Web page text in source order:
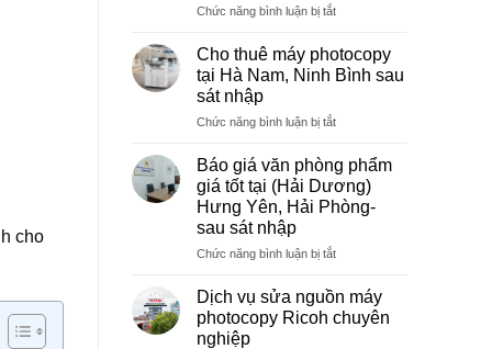
cho
hà
–
Báo
giá
tài
cho
học
sinh,
sinh
văn
công
ty
Chức năng bình luận bị tắtở
cấp
văn
phòng
chuyên
tại
KCN
Tam
Dương
Vĩnh
Cho thuê máy photocopy
tại Hà Nam, Ninh Bình sau
sát nhập
Chức năng bình luận bị tắtở
máy
photocopy
tại
Nam,
sau
sát
Báo giá văn phòng phẩm
giá tốt tại (Hải Dương)
Hưng Yên, Hải Phòng-
sau sát nhập
Chức năng bình luận bị tắtở
văn
phòng
Dịch vụ sửa nguồn máy
photocopy Ricoh chuyên
nghiệp